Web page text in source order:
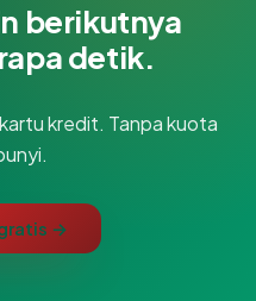
berikutnya
detik.
kredit. Tanpa kuota
→